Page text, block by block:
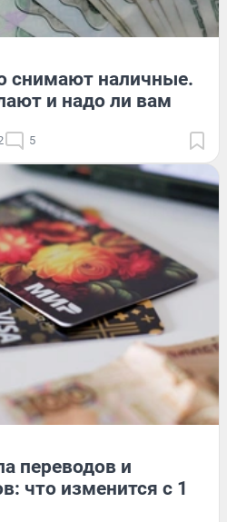
снимают наличные.
и надо ли вам
5
переводов и
что изменится с 1